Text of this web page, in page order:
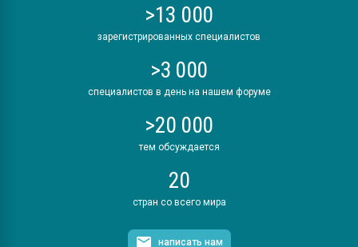
>13 000
зарегистрированных специалистов
>3 000
специалистов в день на нашем форуме
>20 000
тем обсуждается
20
стран со всего мира
написать нам